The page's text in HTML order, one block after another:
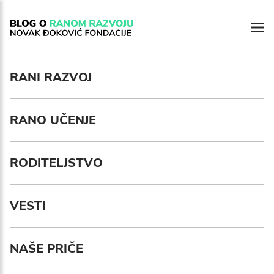
RANI RAZVOJ
RANO UČENJE
RODITELJSTVO
VESTI
NAŠE PRIČE
Newsletter preferences
Email address*
First name*
Enter your first name
Birthday